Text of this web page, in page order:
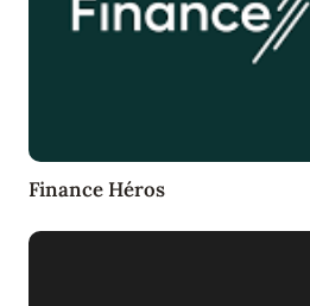
Finance Héros